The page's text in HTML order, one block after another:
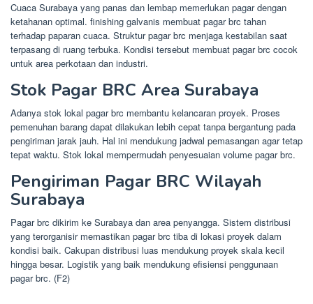
Cuaca Surabaya yang panas dan lembap memerlukan pagar dengan
ketahanan optimal. finishing galvanis membuat pagar brc tahan
terhadap paparan cuaca. Struktur pagar brc menjaga kestabilan saat
terpasang di ruang terbuka. Kondisi tersebut membuat pagar brc cocok
untuk area perkotaan dan industri.
Stok Pagar BRC Area Surabaya
Adanya stok lokal pagar brc membantu kelancaran proyek. Proses
pemenuhan barang dapat dilakukan lebih cepat tanpa bergantung pada
pengiriman jarak jauh. Hal ini mendukung jadwal pemasangan agar tetap
tepat waktu. Stok lokal mempermudah penyesuaian volume pagar brc.
Pengiriman Pagar BRC Wilayah
Surabaya
Pagar brc dikirim ke Surabaya dan area penyangga. Sistem distribusi
yang terorganisir memastikan pagar brc tiba di lokasi proyek dalam
kondisi baik. Cakupan distribusi luas mendukung proyek skala kecil
hingga besar. Logistik yang baik mendukung efisiensi penggunaan
pagar brc. (F2)